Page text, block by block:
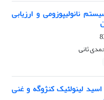
نانولیپوزومی و ارزیابی
ثانی
لینولئیک کنژوگه و غنی